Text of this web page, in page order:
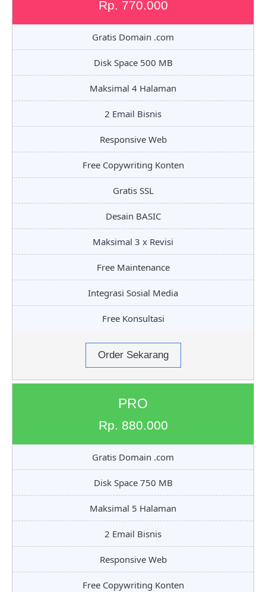
Rp. 770.000
Gratis Domain .com
Disk Space 500 MB
Maksimal 4 Halaman
2 Email Bisnis
Responsive Web
Free Copywriting Konten
Gratis SSL
Desain BASIC
Maksimal 3 x Revisi
Free Maintenance
Integrasi Sosial Media
Free Konsultasi
Order Sekarang
PRO
Rp. 880.000
Gratis Domain .com
Disk Space 750 MB
Maksimal 5 Halaman
2 Email Bisnis
Responsive Web
Free Copywriting Konten